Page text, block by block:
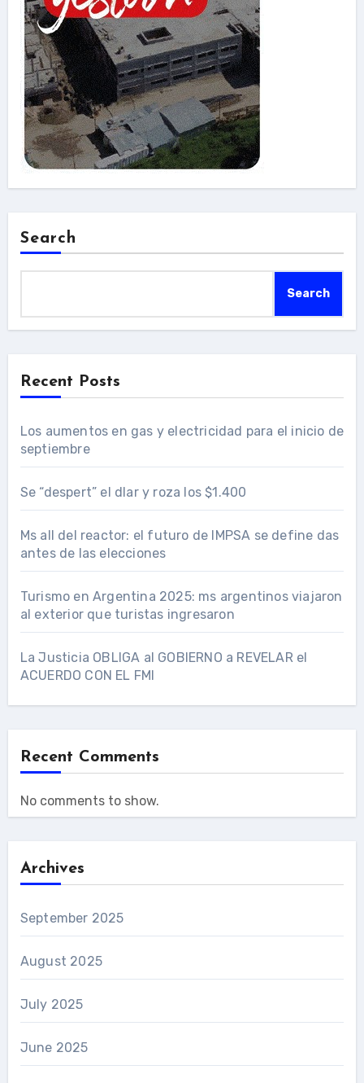
Search
Search
Recent Posts
Los aumentos en gas y electricidad para el inicio de
septiembre
Se “despert” el dlar y roza los $1.400
Ms all del reactor: el futuro de IMPSA se define das
antes de las elecciones
Turismo en Argentina 2025: ms argentinos viajaron
al exterior que turistas ingresaron
La Justicia OBLIGA al GOBIERNO a REVELAR el
ACUERDO CON EL FMI
Recent Comments
No comments to show.
Archives
September 2025
August 2025
July 2025
June 2025